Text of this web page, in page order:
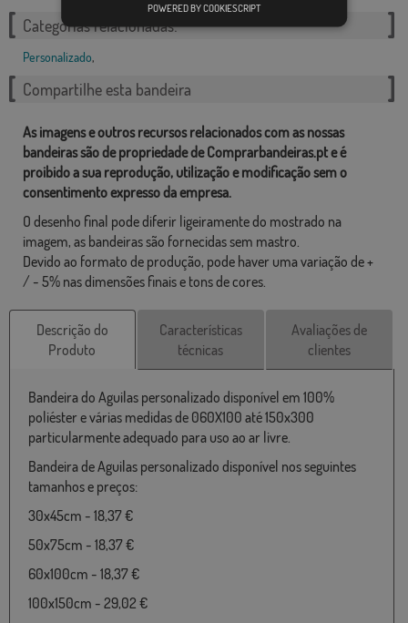
Categorias relacionadas:
Personalizado,
Compartilhe esta bandeira
As imagens e outros recursos relacionados com as nossas
bandeiras são de propriedade de Comprarbandeiras.pt e é
proibido a sua reprodução, utilização e modificação sem o
consentimento expresso da empresa.
O desenho final pode diferir ligeiramente do mostrado na
imagem, as bandeiras são fornecidas sem mastro.
Devido ao formato de produção, pode haver uma variação de +
/ - 5% nas dimensões finais e tons de cores.
Descrição do
Produto
Características
técnicas
Avaliações de
clientes
Bandeira do Aguilas personalizado disponível em 100%
poliéster e várias medidas de 060X100 até 150x300
particularmente adequado para uso ao ar livre.
Bandeira de Aguilas personalizado disponível nos seguintes
tamanhos e preços:
30x45cm - 18,37 €
50x75cm - 18,37 €
60x100cm - 18,37 €
100x150cm - 29,02 €
POWERED BY COOKIESCRIPT